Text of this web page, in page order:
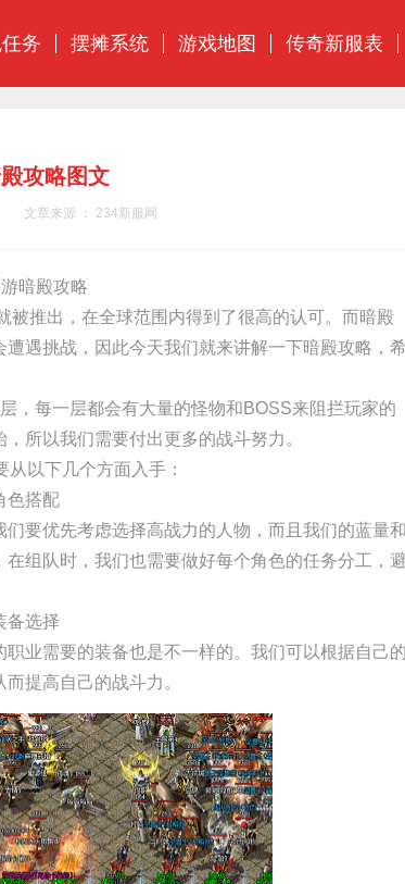
务 摆摊系统 游戏地图 传奇新服表
攻略图文
文章来源 ： 234新服网
暗殿攻略
推出，在全球范围内得到了很高的认可。而暗殿
遇挑战，因此今天我们就来讲解一下暗殿攻略，希
，每一层都会有大量的怪物和BOSS来阻拦玩家的
所以我们需要付出更多的战斗努力。
以下几个方面入手：
色搭配
要优先考虑选择高战力的人物，而且我们的蓝量和
组队时，我们也需要做好每个角色的任务分工，避
备选择
业需要的装备也是不一样的。我们可以根据自己的
提高自己的战斗力。